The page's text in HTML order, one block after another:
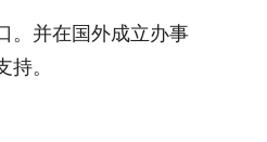
。并在国外成立办事
。